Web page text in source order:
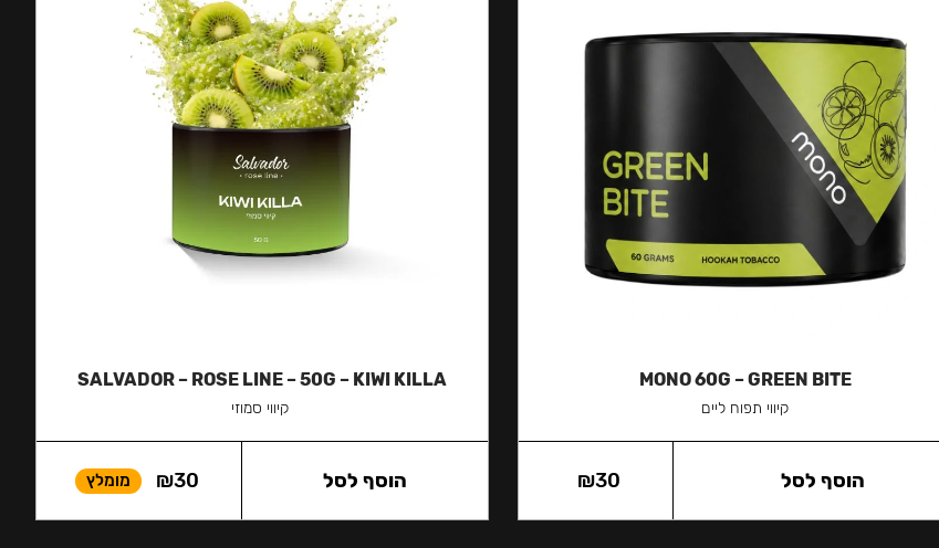
MONO 60G – GREEN BITE
קיווי תפוח ליים
₪30 הוסף לסל
SALVADOR – ROSE LINE – 50G – KIWI KILLA
קיווי סמוזי
₪30 מומלץ הוסף לסל